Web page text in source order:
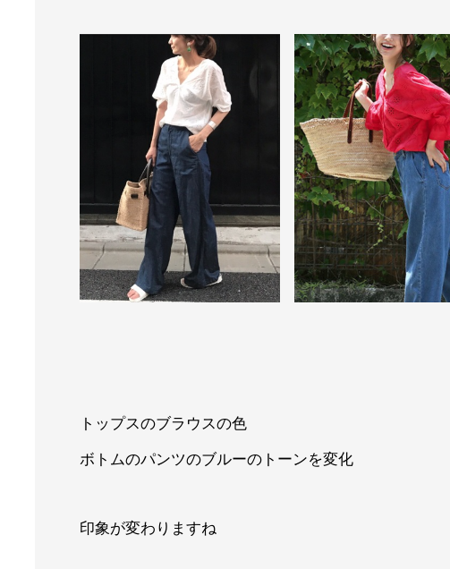
トップスのブラウスの色
ボトムのパンツのブルーのトーンを変化
印象が変わりますね